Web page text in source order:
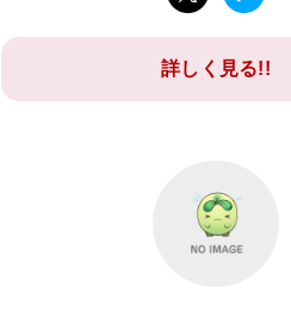
詳しく見る!!